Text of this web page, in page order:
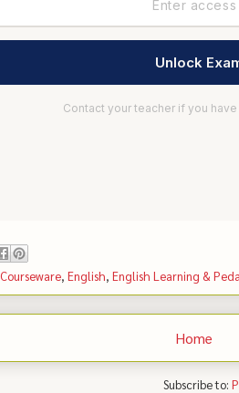
Unlock
Contact your teacher if you
Courseware, English, English Learning &
Home
Subscribe to: